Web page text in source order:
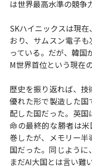
は世界最高水準の競争
SKハイニックスは現
おり、サムスン電子
っている。だが、韓国
M世界首位という現在
歴史を振り返れば、
優れた形で製造した
配した国だった。英
命の最終的な勝者は
巻したが、メモリー
国だった。同じように
まだAI大国とは言い難い